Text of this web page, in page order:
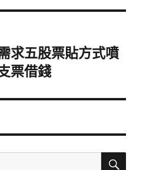
求五股票貼方式噴
票借錢
搜